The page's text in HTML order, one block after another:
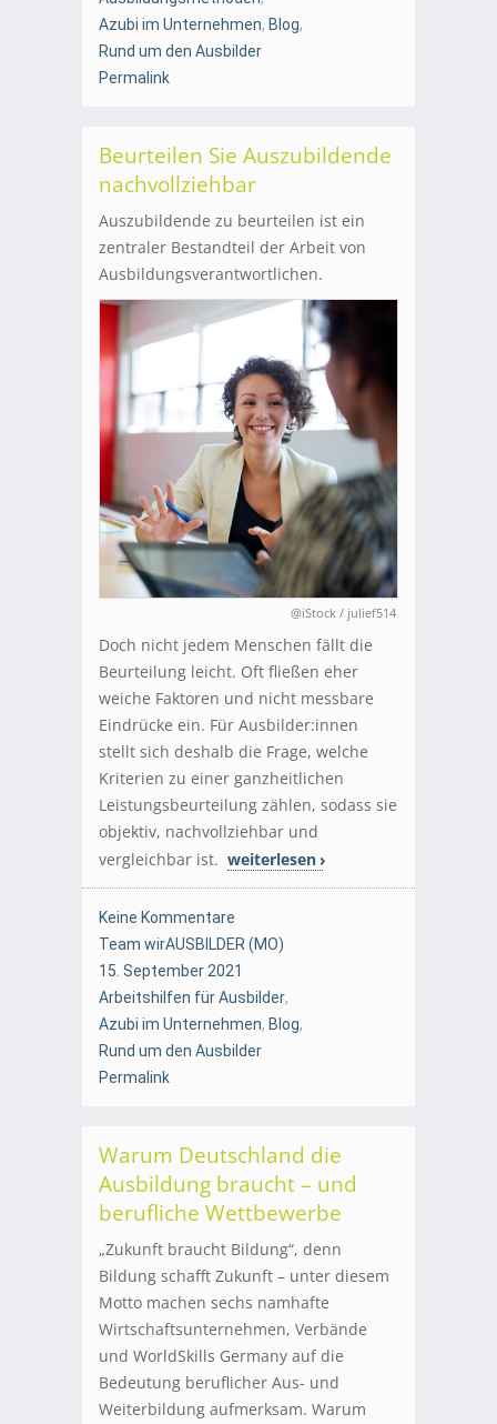
Azubi im Unternehmen, Blog,
Rund um den Ausbilder
Permalink
Beurteilen Sie Auszubildende
nachvollziehbar
Auszubildende zu beurteilen ist ein
zentraler Bestandteil der Arbeit von
Ausbildungsverantwortlichen.
@iStock / julief514
Doch nicht jedem Menschen fällt die
Beurteilung leicht. Oft fließen eher
weiche Faktoren und nicht messbare
Eindrücke ein. Für Ausbilder:innen
stellt sich deshalb die Frage, welche
Kriterien zu einer ganzheitlichen
Leistungsbeurteilung zählen, sodass sie
objektiv, nachvollziehbar und
vergleichbar ist. weiterlesen
Keine Kommentare
Team wirAUSBILDER (MO)
15. September 2021
Arbeitshilfen für Ausbilder,
Azubi im Unternehmen, Blog,
Rund um den Ausbilder
Permalink
Warum Deutschland die
Ausbildung braucht – und
berufliche Wettbewerbe
„Zukunft braucht Bildung“, denn
Bildung schafft Zukunft – unter diesem
Motto machen sechs namhafte
Wirtschaftsunternehmen, Verbände
und WorldSkills Germany auf die
Bedeutung beruflicher Aus- und
Weiterbildung aufmerksam. Warum